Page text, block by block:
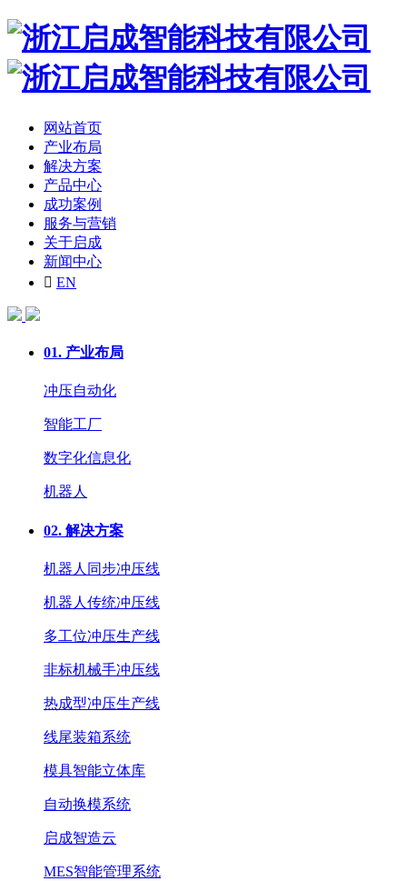
网站首页
产业布局
解决方案
产品中心
成功案例
服务与营销
关于启成
新闻中心
 EN
01. 产业布局
冲压自动化
智能工厂
数字化信息化
机器人
02. 解决方案
机器人同步冲压线
机器人传统冲压线
多工位冲压生产线
非标机械手冲压线
热成型冲压生产线
线尾装箱系统
模具智能立体库
自动换模系统
启成智造云
MES智能管理系统